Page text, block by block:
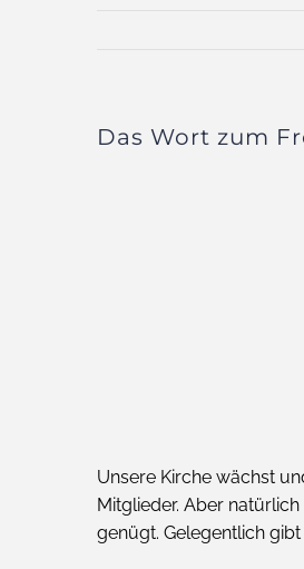
Das Wort zum
Unsere Kirche wächst
Mitglieder. Aber
genügt. Gelegentlich